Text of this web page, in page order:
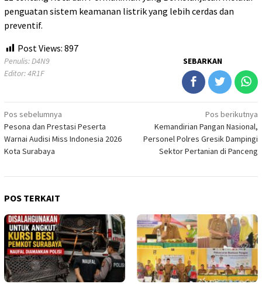
penguatan sistem keamanan listrik yang lebih cerdas dan
preventif.
Post Views: 897
Penulis: D4N9
Editor: 4R1F
SEBARKAN
Navigasi
pos
Pos sebelumnya
Pesona dan Prestasi Peserta
Warnai Audisi Miss Indonesia 2026
Kota Surabaya
Pos berikutnya
Kemandirian Pangan Nasional,
Personel Polres Gresik Dampingi
Sektor Pertanian di Panceng
POS TERKAIT